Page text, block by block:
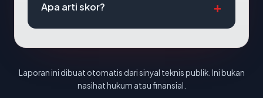
Apa arti skor?
Laporan ini dibuat otomatis dari sinyal teknis publik. Ini bukan
nasihat hukum atau finansial.